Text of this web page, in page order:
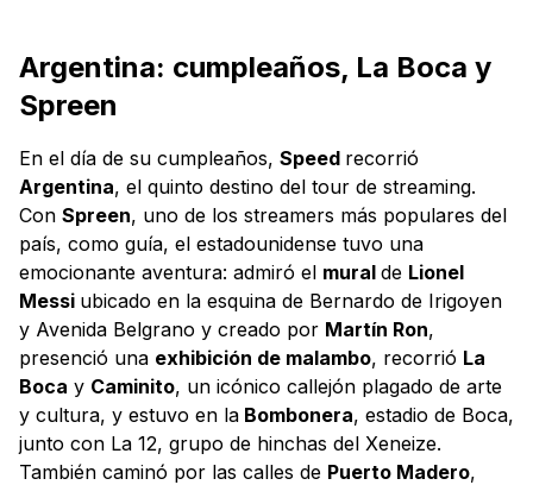
Argentina: cumpleaños, La Boca y
Spreen
En el día de su cumpleaños, Speed recorrió
Argentina, el quinto destino del tour de streaming.
Con Spreen, uno de los streamers más populares del
país, como guía, el estadounidense tuvo una
emocionante aventura: admiró el mural de Lionel
Messi ubicado en la esquina de Bernardo de Irigoyen
y Avenida Belgrano y creado por Martín Ron,
presenció una exhibición de malambo, recorrió La
Boca y Caminito, un icónico callejón plagado de arte
y cultura, y estuvo en la Bombonera, estadio de Boca,
junto con La 12, grupo de hinchas del Xeneize.
También caminó por las calles de Puerto Madero,